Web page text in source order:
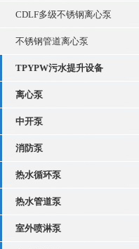
CDLF多级不锈钢离心泵
不锈钢管道离心泵
TPYPW污水提升设备
离心泵
中开泵
消防泵
热水循环泵
热水管道泵
室外喷淋泵